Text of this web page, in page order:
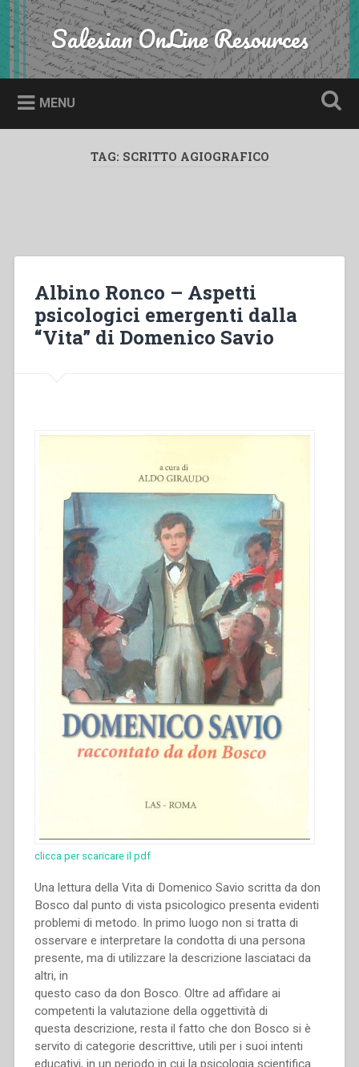
Skip
to
content
Search Salesian OnLine Resources
MENU
TAG: SCRITTO AGIOGRAFICO
Albino Ronco – Aspetti
psicologici emergenti dalla
“Vita” di Domenico Savio
clicca per scaricare il pdf
Una lettura della Vita di Domenico Savio scritta da don
Bosco dal punto di vista psicologico presenta evidenti
problemi di metodo. In primo luogo non si tratta di
osservare e interpretare la condotta di una persona
presente, ma di utilizzare la descrizione lasciataci da
altri, in
questo caso da don Bosco. Oltre ad affidare ai
competenti la valutazione della oggettività di
questa descrizione, resta il fatto che don Bosco si è
servito di categorie descrittive, utili per i suoi intenti
educativi, in un periodo in cui la psicologia scientifica